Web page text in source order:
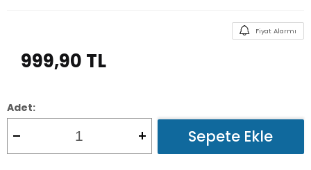
Fiyat Alarmı
999,90 TL
Adet:
Sepete Ekle